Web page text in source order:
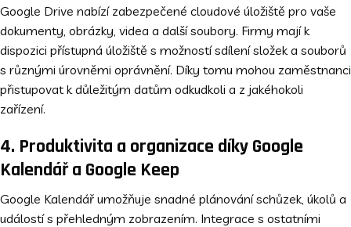
Google Drive nabízí zabezpečené cloudové úložiště pro vaše
dokumenty, obrázky, videa a další soubory. Firmy mají k
dispozici přístupná úložiště s možností sdílení složek a souborů
s různými úrovněmi oprávnění. Díky tomu mohou zaměstnanci
přistupovat k důležitým datům odkudkoli a z jakéhokoli
zařízení.
4. Produktivita a organizace díky Google
Kalendář a Google Keep
Google Kalendář umožňuje snadné plánování schůzek, úkolů a
událostí s přehledným zobrazením. Integrace s ostatními